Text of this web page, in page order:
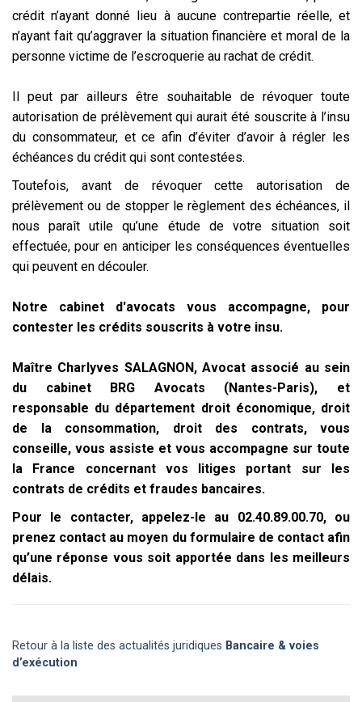
crédit n’ayant donné lieu à aucune contrepartie réelle, et
n’ayant fait qu’aggraver la situation financière et moral de la
personne victime de l’escroquerie au rachat de crédit.
Il peut par ailleurs être souhaitable de révoquer toute
autorisation de prélèvement qui aurait été souscrite à l’insu
du consommateur, et ce afin d’éviter d’avoir à régler les
échéances du crédit qui sont contestées.
Toutefois, avant de révoquer cette autorisation de
prélèvement ou de stopper le règlement des échéances, il
nous paraît utile qu’une étude de votre situation soit
effectuée, pour en anticiper les conséquences éventuelles
qui peuvent en découler.
Notre cabinet d'avocats vous accompagne, pour
contester les crédits souscrits à votre insu.
Maître Charlyves SALAGNON, Avocat associé au sein
du cabinet BRG Avocats (Nantes-Paris), et
responsable du département droit économique, droit
de la consommation, droit des contrats, vous
conseille, vous assiste et vous accompagne sur toute
la France concernant vos litiges portant sur les
contrats de crédits et fraudes bancaires.
Pour le contacter, appelez-le au 02.40.89.00.70, ou
prenez contact au moyen du formulaire de contact afin
qu’une réponse vous soit apportée dans les meilleurs
délais.
Retour à la liste des actualités juridiques Bancaire & voies
d’exécution